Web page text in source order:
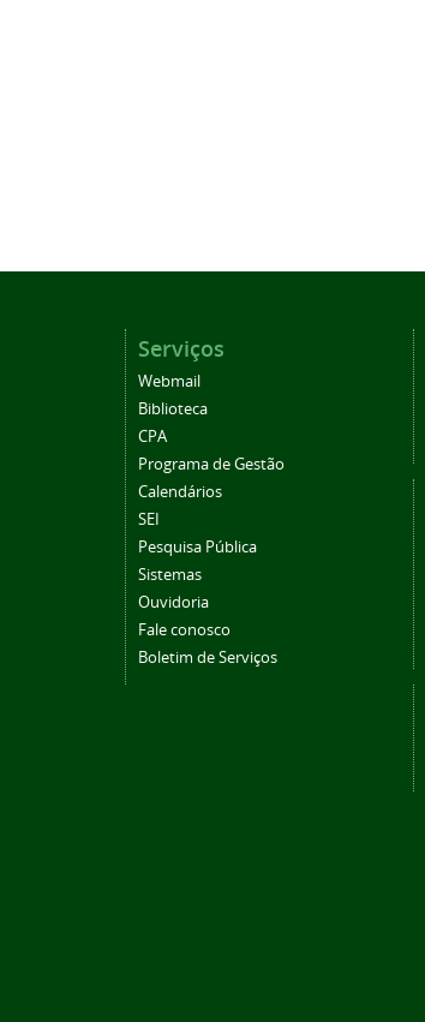
Serviços
Webmail
Biblioteca
CPA
Programa de Gestão
Calendários
SEI
Pesquisa Pública
Sistemas
Ouvidoria
Fale conosco
Boletim de Serviços